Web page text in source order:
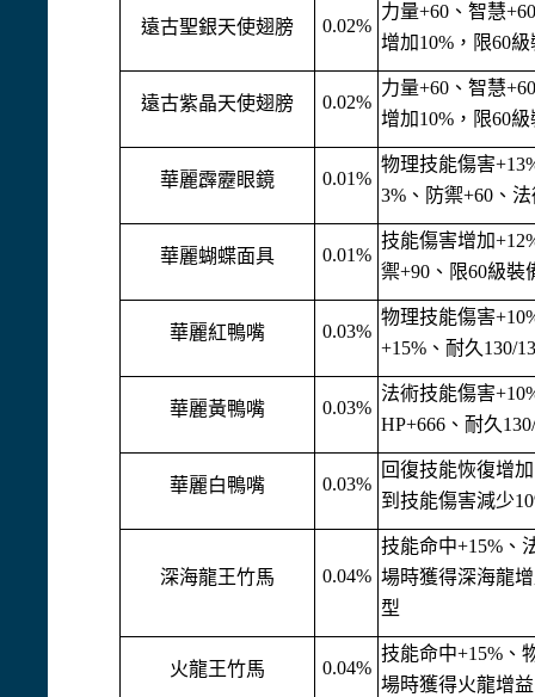
遠古聖銀天使翅膀 0.02%
力量+60、智慧
增加10%，限60
遠古紫晶天使翅膀 0.02%
力量+60、智慧
增加10%，限60
華麗霹靂眼鏡 0.01%
物理技能傷害
3%、防禦+60、
華麗蝴蝶面具 0.01%
技能傷害增加
禦+90、限60級裝
華麗紅鴨嘴 0.03%
物理技能傷害
+15%、耐久130/
華麗黃鴨嘴 0.03%
法術技能傷害
HP+666、耐久
華麗白鴨嘴 0.03%
回復技能恢復增
到技能傷害減少
深海龍王竹馬 0.04%
技能命中+15%、
場時獲得深海龍
型
火龍王竹馬 0.04%
技能命中+15%、
場時獲得火龍增